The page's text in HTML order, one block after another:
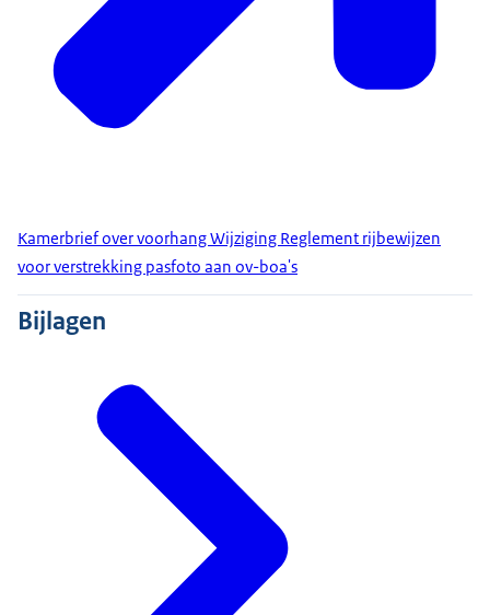
Kamerbrief over voorhang Wijziging Reglement rijbewijzen
voor verstrekking pasfoto aan ov-boa's
Bijlagen